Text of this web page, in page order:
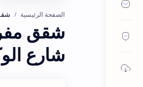
الصفحة الرئيسية
شارع